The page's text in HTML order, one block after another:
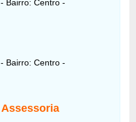
Bairro: Centro -
Bairro: Centro -